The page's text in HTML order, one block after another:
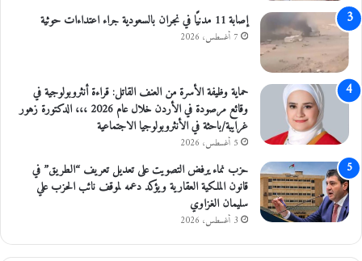
ا
خ
م
ر
ا
ز
ل
إ
ص
ل
ح
ل
ع
ا
ء
ف
س
م
إصابة 11 مدنيًا في نجران بالسعودية جراء اعتداءات حوثية
7 أغسطس، 2026
حماية وظيفة الأسرة من العنف القاتل: قراءة أنثروبولوجية في
وقائع مرصودة في الأردن خلال عام 2026 ،،، الدكتورة زهور
غرايبة/باحثة في الأنثروبولوجيا الاجتماعية
5 أغسطس، 2026
حزب نماء يرفض التصويت على تعديل تعريف “الطريق” في
قانون الملكية العقارية ويؤكد دعمه لموقف نائب الحزب علي
سليمان الغزاوي
3 أغسطس، 2026